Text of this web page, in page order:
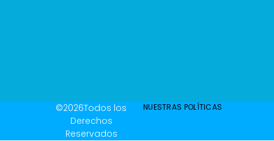
©2026Todos los
Derechos
Reservados
NUESTRAS POLÍTICAS